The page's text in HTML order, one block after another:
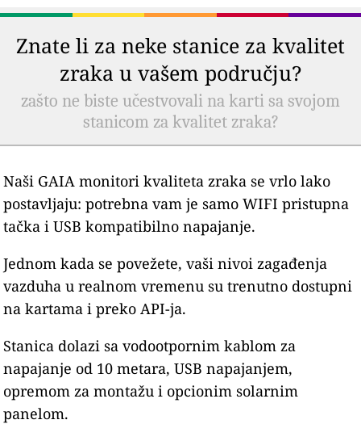
Znate li za neke stanice za kvalitet
zraka u vašem području?
zašto ne biste učestvovali na karti sa svojom
stanicom za kvalitet zraka?
Naši GAIA monitori kvaliteta zraka se vrlo lako
postavljaju: potrebna vam je samo WIFI pristupna
tačka i USB kompatibilno napajanje.
Jednom kada se povežete, vaši nivoi zagađenja
vazduha u realnom vremenu su trenutno dostupni
na kartama i preko API-ja.
Stanica dolazi sa vodootpornim kablom za
napajanje od 10 metara, USB napajanjem,
opremom za montažu i opcionim solarnim
panelom.